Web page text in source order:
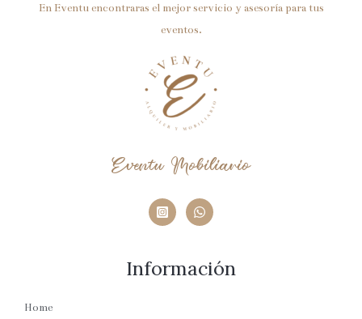
En Eventu encontraras el mejor servicio y asesoría para tus
eventos.
Eventu Mobiliario
Información
Home